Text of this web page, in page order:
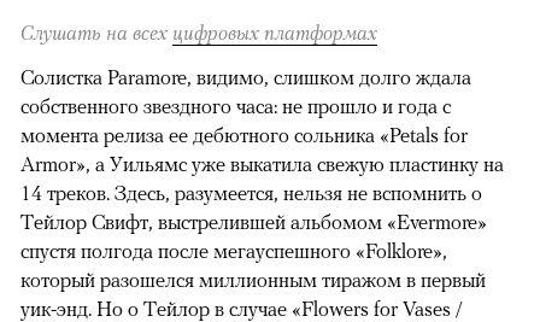
Слушать на всех цифровых платформах
Солистка Paramore, видимо, слишком долго ждала
собственного звездного часа: не прошло и года с
момента релиза ее дебютного сольника «Petals for
Armor», а Уильямс уже выкатила свежую пластинку на
14 треков. Здесь, разумеется, нельзя не вспомнить о
Тейлор Свифт, выстрелившей альбомом «Evermore»
спустя полгода после мегауспешного «Folklore»,
который разошелся миллионным тиражом в первый
уик-энд. Но о Тейлор в случае «Flowers for Vases /